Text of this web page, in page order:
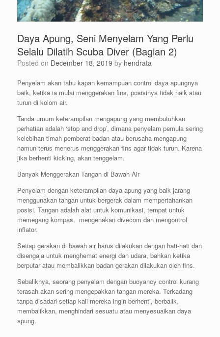
Daya Apung, Seni Menyelam Yang Perlu
Selalu Dilatih Scuba Diver (Bagian 2)
Posted on December 18, 2019 by hendrata
Penyelam akan tahu kapan kemampuan control daya apungnya
baik, ketika ia mulai menggerakan fins, posisinya tidak naik atau
turun di kolom air.
Tanda umum keterampilan mengapung yang membutuhkan
perhatian adalah ‘stop and drop’, dimana penyelam pemula sering
kelebihan timah pemberat badan atau berusaha mengapung
namun terus menerus menggerakan fins agar tidak turun. Karena
jika berhenti kicking, akan tenggelam.
Banyak Menggerakan Tangan di Bawah Air
Penyelam dengan keterampilan daya apung yang baik jarang
menggunakan tangan untuk bergerak dalam mempertahankan
posisi. Tangan adalah alat untuk komunikasi, tempat untuk
memegang kompas, mengenakan divecom dan mengontrol
inflator.
Setiap gerakan di bawah air harus dilakukan dengan hati-hati dan
disengaja untuk menghemat energi dan udara, bahkan ketika
berputar atau membalikkan badan gerakan dilakukan oleh fins.
Sebaliknya, seorang penyelam dengan buoyancy control kurang
terasah akan sering mengepakkan tangan mereka. Terkadang
tanpa disadari setiap kali mereka ingin berhenti, berbalik,
membalikkan, menghindari sesuatu atau menyesuaikan daya
apung.